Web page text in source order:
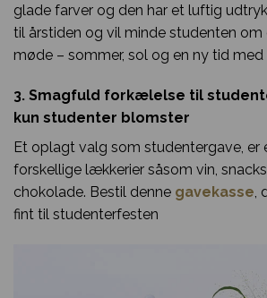
glade farver og den har et luftig
til årstiden og vil minde studenten om
møde – sommer, sol og en ny tid med
3. Smagfuld forkælelse til
kun studenter blomster
Et oplagt valg som studentergave, er
forskellige lækkerier såsom vin,
chokolade. Bestil denne gavekasse,
fint til studenterfesten